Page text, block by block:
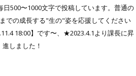
500〜1000文字で投稿しています。普通の
での成長する"生の"姿を応援してください
18:00】です〜、★2023.4.1より課長に昇
進しました！